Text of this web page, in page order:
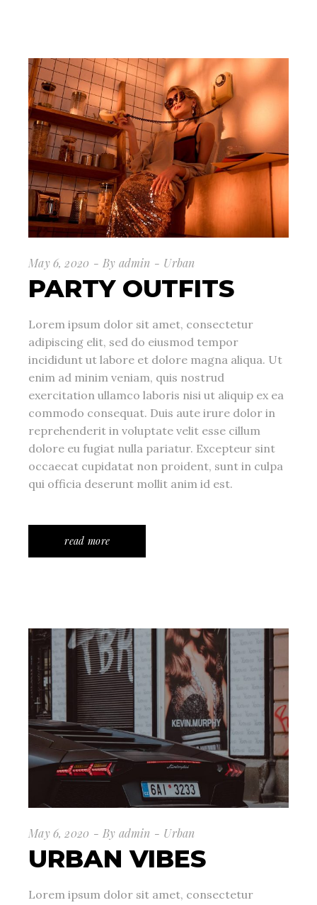
May 6, 2020 By admin Urban
PARTY OUTFITS
Lorem ipsum dolor sit amet, consectetur
adipiscing elit, sed do eiusmod tempor
incididunt ut labore et dolore magna aliqua. Ut
enim ad minim veniam, quis nostrud
exercitation ullamco laboris nisi ut aliquip ex ea
commodo consequat. Duis aute irure dolor in
reprehenderit in voluptate velit esse cillum
dolore eu fugiat nulla pariatur. Excepteur sint
occaecat cupidatat non proident, sunt in culpa
qui officia deserunt mollit anim id est.
read more
May 6, 2020 By admin Urban
URBAN VIBES
Lorem ipsum dolor sit amet, consectetur